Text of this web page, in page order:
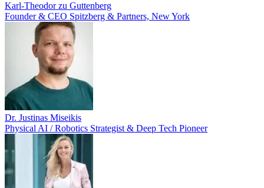
Karl-Theodor zu Guttenberg
Founder & CEO Spitzberg & Partners, New York
Dr. Justinas Miseikis
Physical AI / Robotics Strategist & Deep Tech Pioneer